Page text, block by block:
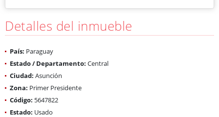
Detalles del inmueble
País: Paraguay
Estado / Departamento: Central
Ciudad: Asunción
Zona: Primer Presidente
Código: 5647822
Estado: Usado